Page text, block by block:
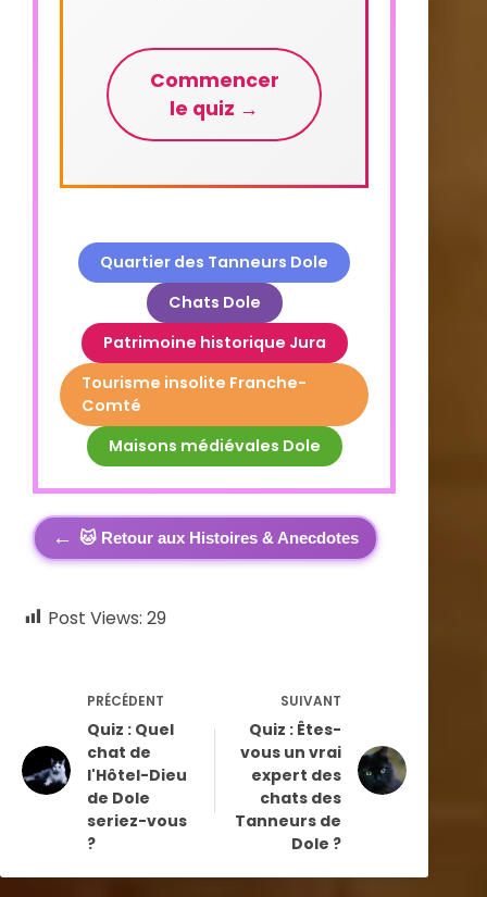
Commencer
le quiz →
Quartier des Tanneurs Dole
Chats Dole
Patrimoine historique Jura
Tourisme insolite Franche-
Comté
Maisons médiévales Dole
← 🐱 Retour aux Histoires & Anecdotes
Post Views: 29
PRÉCÉDENT
Quiz : Quel
chat de
l'Hôtel-Dieu
de Dole
seriez-vous
?
SUIVANT
Quiz : Êtes-
vous un vrai
expert des
chats des
Tanneurs de
Dole ?